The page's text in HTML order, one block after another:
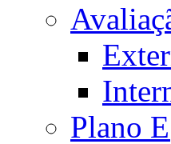
Plano